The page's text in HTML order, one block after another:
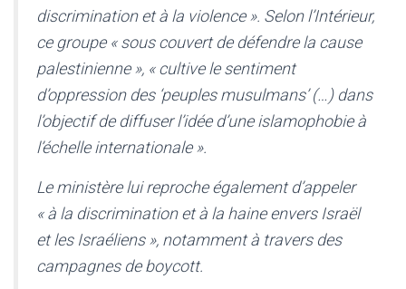
discrimination et à la violence ». Selon l’Intérieur,
ce groupe « sous couvert de défendre la cause
palestinienne », « cultive le sentiment
d’oppression des ‘peuples musulmans’ (…) dans
l’objectif de diffuser l’idée d’une islamophobie à
l’échelle internationale ».
Le ministère lui reproche également d’appeler
« à la discrimination et à la haine envers Israël
et les Israéliens », notamment à travers des
campagnes de boycott.